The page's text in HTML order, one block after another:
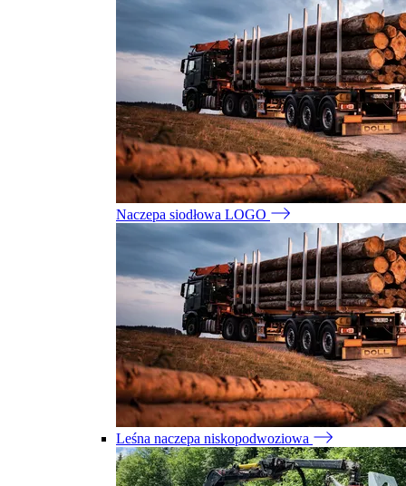
Naczepa siodłowa LOGO
Leśna naczepa niskopodwoziowa